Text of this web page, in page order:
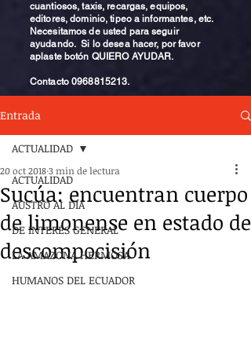
cuantiosos, taxis, recargas, equipos,
editores, dominio, tipeo a informantes, etc.
Necesitamos de usted para seguir
ayudando. Si lo desea hacer, por favor
aplaste botón QUIERO AYUDAR.
Contacto0968815213.
Entrada
ACTUALIDAD
AUSTRO AL DÍA
DE INTERÉS GENERAL
LA AMAZONA HERMOSA
HUMANOS DEL ECUADOR
ACTUALIDAD
Sucúa: encuentran cuerpo
de limonense en estado de
descompocisión
20 oct 20183 min de lectura